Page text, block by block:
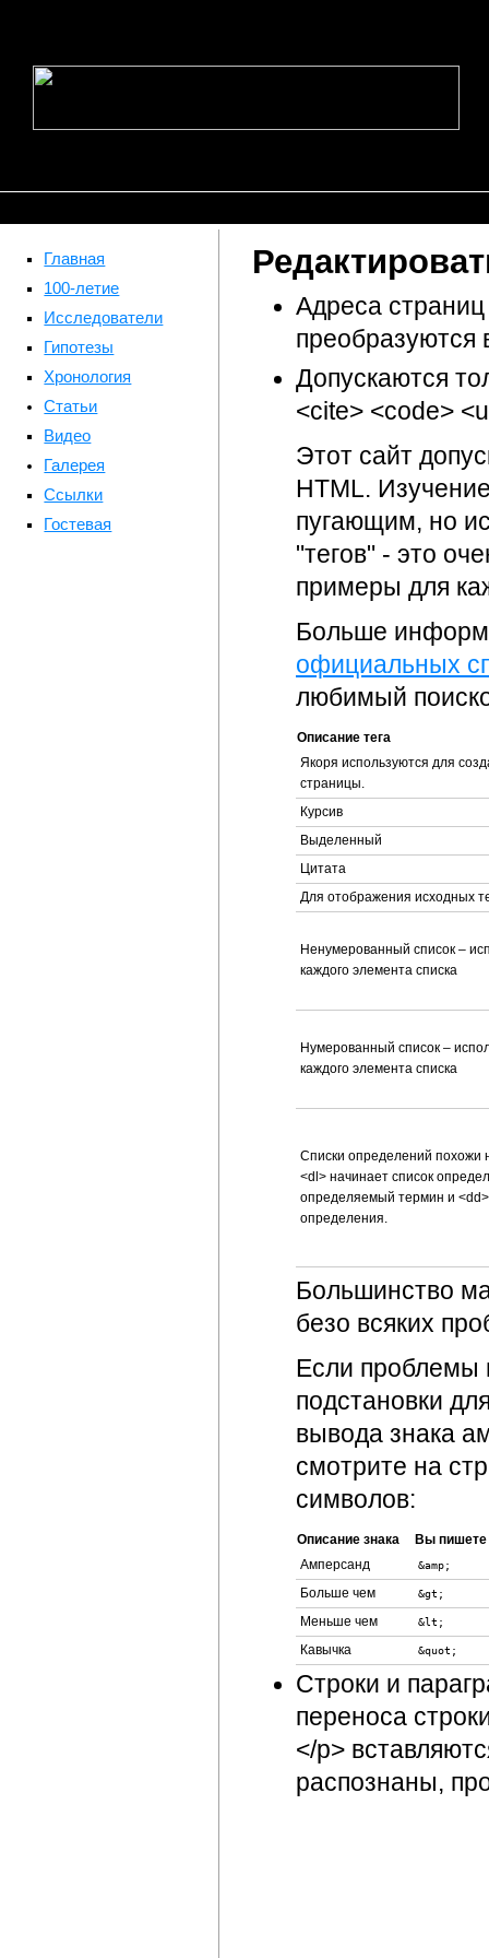
Главная
100-летие
Исследователи
Гипотезы
Хронология
Статьи
Видео
Галерея
Ссылки
Гостевая
Адреса
преобразуются
Допускаются
<cite> <code>
Этот сайт
HTML.
пугающим, но
"тегов" - это
примеры для
Больше
официальных
любимый
Описание тега
Якоря используются для
страницы.
Курсив
Выделенный
Цитата
Для отображения исходных
Ненумерованный список –
каждого элемента списка
Нумерованный список –
каждого элемента списка
Списки определений похожи
<dl> начинает список
определяемый термин и
определения.
Большинство
безо всяких
Если проблемы
подстановки
вывода знака
смотрите на
символов:
Описание знака
Вы пишете
Амперсанд
&amp;
Больше чем &gt;
Меньше чем &lt;
Кавычка &quot;
Строки и
переноса
</p>
распознаны,